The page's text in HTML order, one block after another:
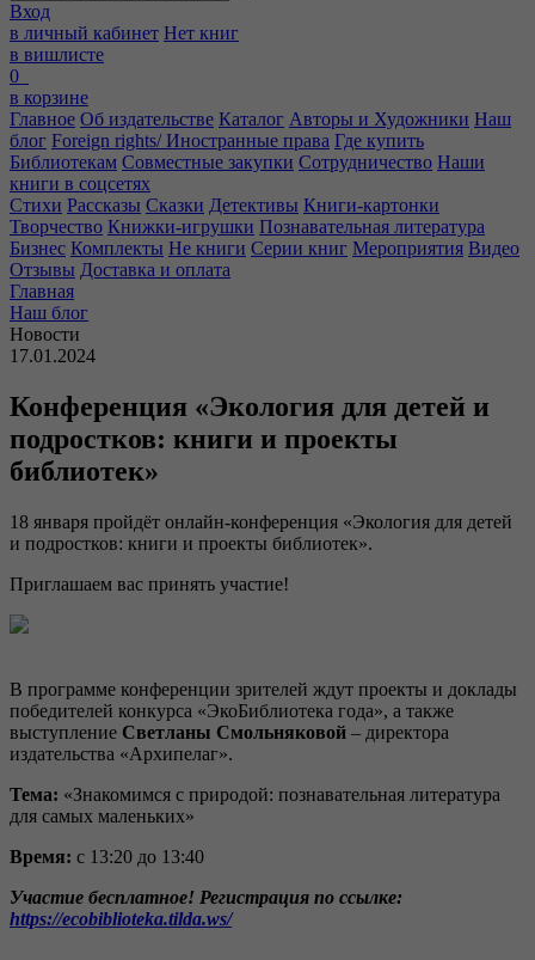
Вход
в личный кабинет Нет книг
в вишлисте
0
в корзине
Главное Об издательстве Каталог Авторы и Художники Наш
блог Foreign rights/ Иностранные права Где купить
Библиотекам Совместные закупки Сотрудничество Наши
книги в соцсетях
Стихи Рассказы Сказки Детективы Книги-картонки
Творчество Книжки-игрушки Познавательная литература
Бизнес Комплекты Не книги Серии книг Мероприятия Видео
Отзывы Доставка и оплата
Главная
Наш блог
Новости
17.01.2024
Конференция «Экология для детей и
подростков: книги и проекты
библиотек»
18 января пройдёт онлайн-конференция «Экология для детей
и подростков: книги и проекты библиотек».
Приглашаем вас принять участие!
В программе конференции зрителей ждут проекты и доклады
победителей конкурса «ЭкоБиблиотека года», а также
выступление Светланы Смольняковой – директора
издательства «Архипелаг».
Тема: «Знакомимся с природой: познавательная литература
для самых маленьких»
Время: с 13:20 до 13:40
Участие бесплатное! Регистрация по ссылке:
https://ecobiblioteka.tilda.ws/